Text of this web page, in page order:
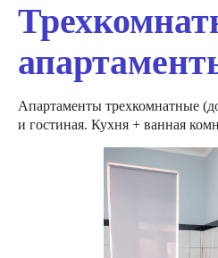
Апартаменты трехкомнатные
и гостиная. Кухня + ванная